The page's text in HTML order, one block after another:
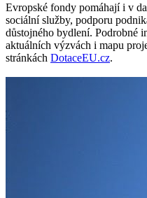
Evropské fondy pomáhají i v
sociální služby, podporu
důstojného bydlení. Podrobné
aktuálních výzvách i mapu
stránkách DotaceEU.cz.